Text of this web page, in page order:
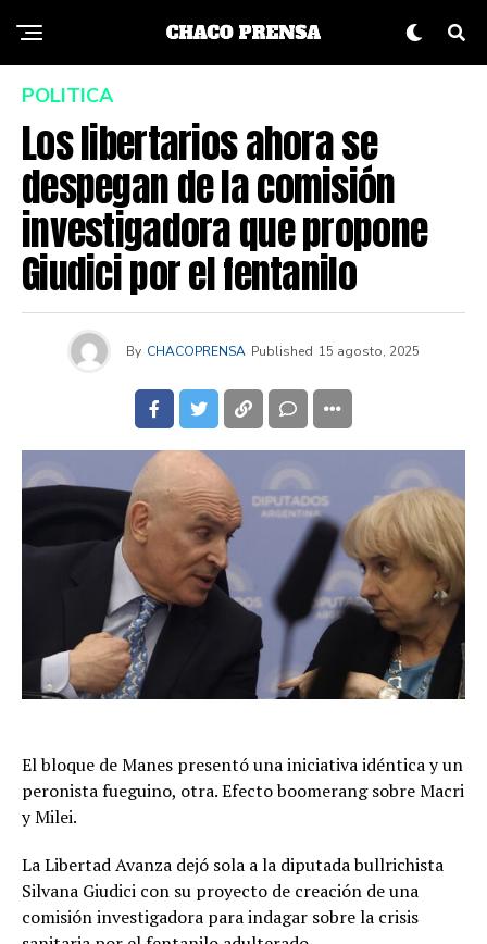
POLITICA
Los libertarios ahora se
despegan de la comisión
investigadora que propone
Giudici por el fentanilo
By CHACOPRENSA Published 15 agosto, 2025
El bloque de Manes presentó una iniciativa idéntica y un
peronista fueguino, otra. Efecto boomerang sobre Macri
y Milei.
La Libertad Avanza dejó sola a la diputada bullrichista
Silvana Giudici con su proyecto de creación de una
comisión investigadora para indagar sobre la crisis